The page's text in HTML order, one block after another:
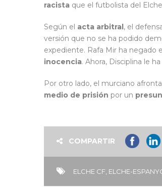
racista que el futbolista del
Según el acta arbitral, el
versión que no se ha podido
expediente. Rafa Mir ha negado
inocencia. Ahora, Disciplina le
Por otro lado, el murciano
medio de prisión por un
COMPARTIR
ELCHE CF, ELCHE-